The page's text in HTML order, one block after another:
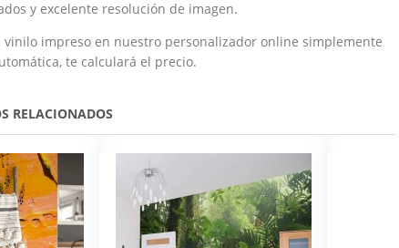
y excelente resolución de imagen.
impreso en nuestro personalizador online simplemente
te calculará el precio.
RELACIONADOS